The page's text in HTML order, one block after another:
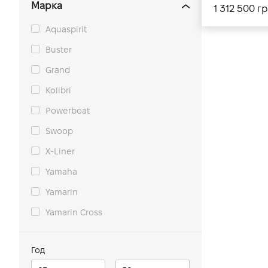
Марка
Aquaspirit
Buster
Grand
Kolibri
Powerboat
Swoop
X-Liner
Yamaha
Yamarin
Yamarin Cross
Год
1 312 500